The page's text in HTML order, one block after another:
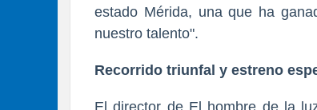
estado Mérida, una que ha
nuestro talento".
Recorrido triunfal y estreno